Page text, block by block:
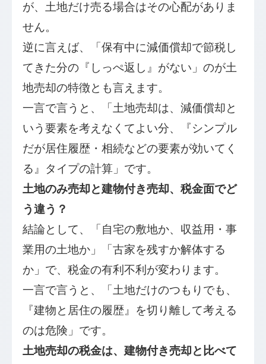
が、土地だけ売る場合はその心配がありま
せん。
逆に言えば、「保有中に減価償却で節税し
てきた分の『しっぺ返し』がない」のが土
地売却の特徴とも言えます。
一言で言うと、「土地売却は、減価償却と
いう要素を考えなくてよい分、『シンプル
だが居住履歴・相続などの要素が効いてく
る』タイプの計算」です。
土地のみ売却と建物付き売却、税金面でど
う違う？
結論として、「自宅の敷地か、収益用・事
業用の土地か」「古家を残すか解体する
か」で、税金の有利不利が変わります。
一言で言うと、「土地だけのつもりでも、
『建物と居住の履歴』を切り離して考える
のは危険」です。
土地売却の税金は、建物付き売却と比べて